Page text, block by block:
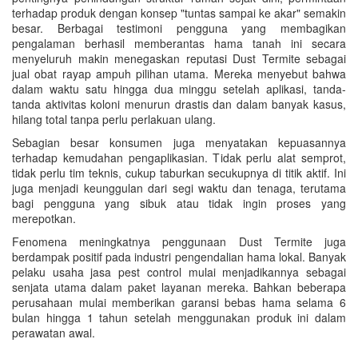
terhadap produk dengan konsep "tuntas sampai ke akar" semakin
besar. Berbagai testimoni pengguna yang membagikan
pengalaman berhasil memberantas hama tanah ini secara
menyeluruh makin menegaskan reputasi Dust Termite sebagai
jual obat rayap ampuh pilihan utama. Mereka menyebut bahwa
dalam waktu satu hingga dua minggu setelah aplikasi, tanda-
tanda aktivitas koloni menurun drastis dan dalam banyak kasus,
hilang total tanpa perlu perlakuan ulang.
Sebagian besar konsumen juga menyatakan kepuasannya
terhadap kemudahan pengaplikasian. Tidak perlu alat semprot,
tidak perlu tim teknis, cukup taburkan secukupnya di titik aktif. Ini
juga menjadi keunggulan dari segi waktu dan tenaga, terutama
bagi pengguna yang sibuk atau tidak ingin proses yang
merepotkan.
Fenomena meningkatnya penggunaan Dust Termite juga
berdampak positif pada industri pengendalian hama lokal. Banyak
pelaku usaha jasa pest control mulai menjadikannya sebagai
senjata utama dalam paket layanan mereka. Bahkan beberapa
perusahaan mulai memberikan garansi bebas hama selama 6
bulan hingga 1 tahun setelah menggunakan produk ini dalam
perawatan awal.